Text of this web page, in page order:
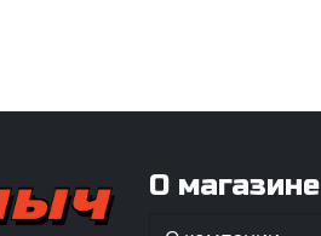
О магазине